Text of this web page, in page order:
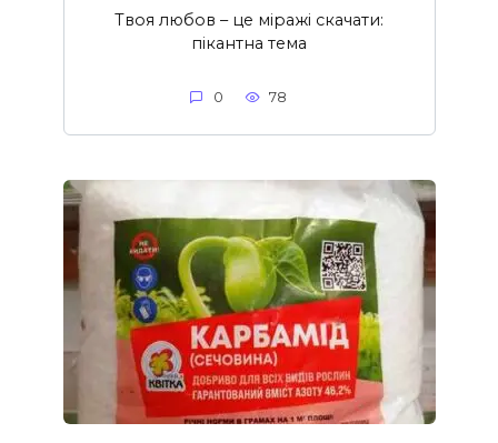
Твоя любов – це міражі скачати:
пікантна тема
0 78